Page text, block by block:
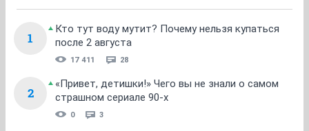
1
Кто тут воду мутит? Почему нельзя купаться
после 2 августа
17 411 28
2
«Привет, детишки!» Чего вы не знали о самом
страшном сериале 90-х
0 3